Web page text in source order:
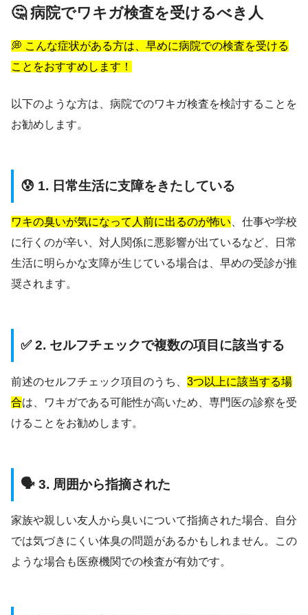
🤔 病院でワキガ検査を受けるべき人
💭 こんな症状がある方は、早めに病院での検査を受ける
ことをおすすめします！
以下のような方は、病院でのワキガ検査を検討することを
お勧めします。
😰 1. 日常生活に支障をきたしている
ワキの臭いが気になって人前に出るのが怖い 、仕事や学校
に行くのが辛い、対人関係に悪影響が出ているなど、日常
生活に明らかな支障が生じている場合は、早めの受診が推
奨されます。
✅ 2. セルフチェックで複数の項目に該当する
前述のセルフチェック項目のうち、 3つ以上に該当する場
合は、ワキガである可能性が高いため、専門医の診察を受
けることをお勧めします。
🗣️ 3. 周囲から指摘された
家族や親しい友人から臭いについて指摘された場合、自分
では気づきにくい体臭の問題があるかもしれません。この
ような場合も医療機関での検査が有効です。